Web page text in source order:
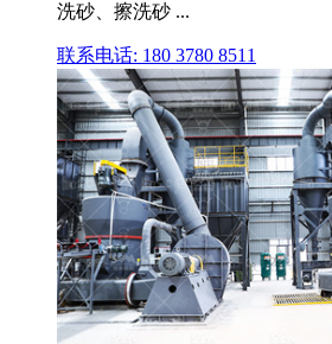
洗砂、擦洗砂 ...
联系电话: 180 3780 8511